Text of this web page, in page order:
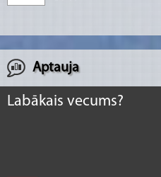
Aptauja
Labākais vecums?